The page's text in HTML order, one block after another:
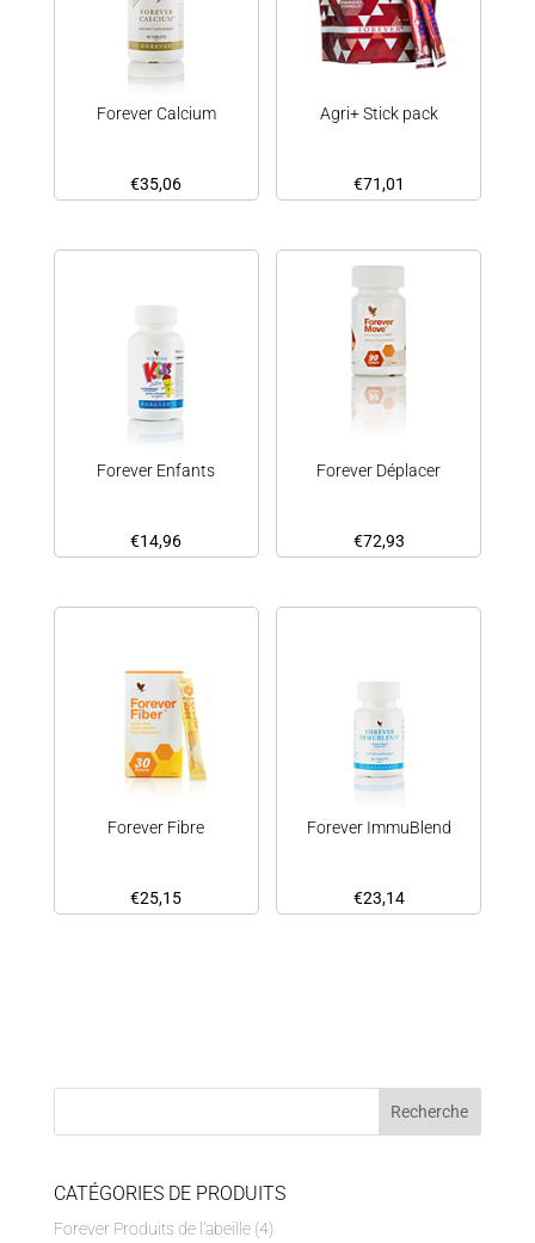
Forever Calcium
€35,06
Agri+ Stick pack
€71,01
Forever Enfants
€14,96
Forever Déplacer
€72,93
Forever Fibre
€25,15
Forever ImmuBlend
€23,14
CATÉGORIES DE PRODUITS
Forever Produits de l'abeille (4)